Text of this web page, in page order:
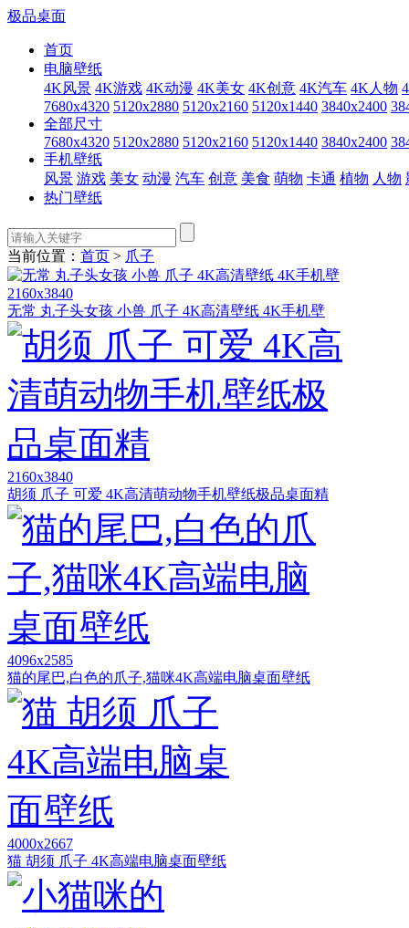
极品桌面
首页
电脑壁纸
4K风景 4K游戏 4K动漫 4K美女 4K创意 4K汽车 4K人物
7680x4320 5120x2880 5120x2160 5120x1440 3840x2400
全部尺寸
7680x4320 5120x2880 5120x2160 5120x1440 3840x2400
手机壁纸
风景 游戏 美女 动漫 汽车 创意 美食 萌物 卡通 植物 人物
热门壁纸
当前位置： 首页 > 爪子
2160x3840
无常 丸子头女孩 小兽 爪子 4K高清壁纸 4K手机壁
2160x3840
胡须 爪子 可爱 4K高清萌动物手机壁纸极品桌面精
4096x2585
猫的尾巴,白色的爪子,猫咪4K高端电脑桌面壁纸
4000x2667
猫 胡须 爪子 4K高端电脑桌面壁纸